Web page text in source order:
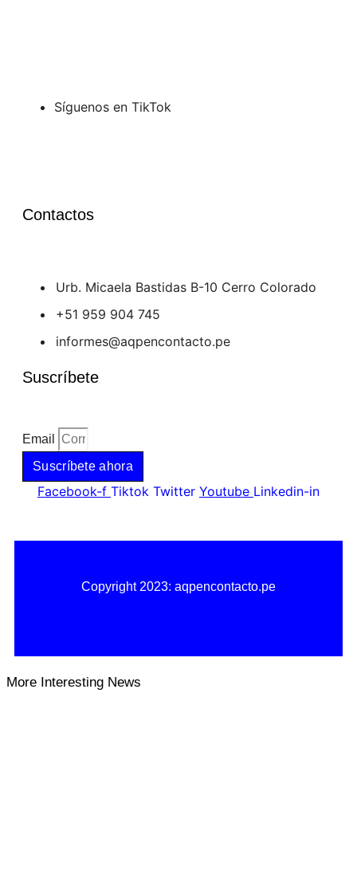
Síguenos en TikTok
Contactos
Urb. Micaela Bastidas B-10 Cerro Colorado
+51 959 904 745
informes@aqpencontacto.pe
Suscríbete
Email
Suscríbete ahora
Facebook-f Tiktok Twitter Youtube Linkedin-in
Copyright 2023: aqpencontacto.pe
More Interesting News